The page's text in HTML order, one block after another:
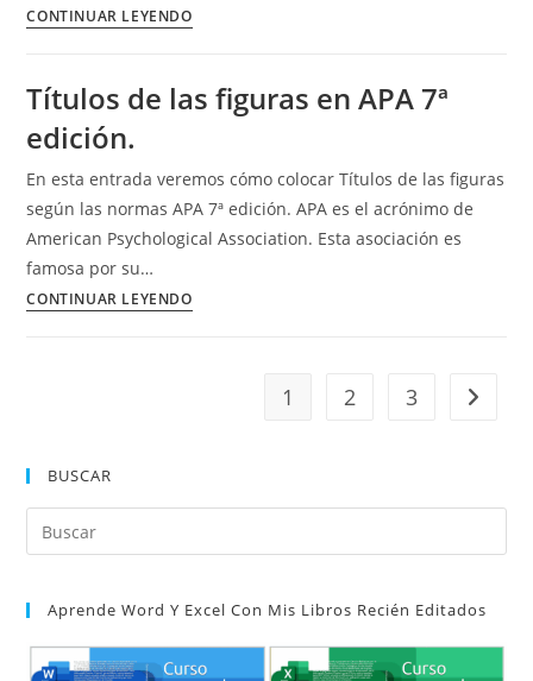
las
Customize
labels
CONTINUAR LEYENDOTabla
sin
(Título
de
la
Títulos de las figuras en APA 7ª
edición.
En esta entrada veremos cómo colocar Títulos de las figuras
según las normas APA 7ª edición. APA es el acrónimo de
American Psychological Association. Esta asociación es
famosa por su…
CONTINUAR LEYENDOTítulos
edición.
1 2 3 Ir a la
BUSCAR
Aprende Word Y Excel Con Mis Libros Recién Editados